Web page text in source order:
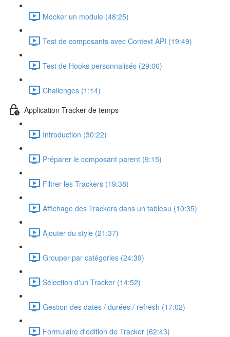
Mocker un module (48:25)
Test de composants avec Context API (19:49)
Test de Hooks personnalisés (29:06)
Challenges (1:14)
Application Tracker de temps
Introduction (30:22)
Préparer le composant parent (9:15)
Filtrer les Trackers (19:38)
Affichage des Trackers dans un tableau (10:35)
Ajouter du style (21:37)
Grouper par catégories (24:39)
Sélection d'un Tracker (14:52)
Gestion des dates / durées / refresh (17:02)
Formulaire d'édition de Tracker (62:43)